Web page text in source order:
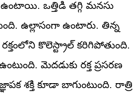
ఒత్తిడి తగ్గి మనసు
ఉల్లాసంగా ఉంటారు. తిన్న
కొలెస్ట్రాల్ కరిగిపోతుంది.
మెదడుకు రక్త ప్రసరణ
శక్తి కూడా బాగుంటుంది. రాత్రి